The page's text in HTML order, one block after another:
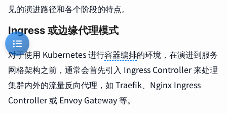
见的演进路径和各个阶段的特点。
Ingress 或边缘代理模式
对于使用 Kubernetes 进行容器编排的环境，在演进到服务
网格架构之前，通常会首先引入 Ingress Controller 来处理
集群内外的流量反向代理，如 Traefik、Nginx Ingress
Controller 或 Envoy Gateway 等。